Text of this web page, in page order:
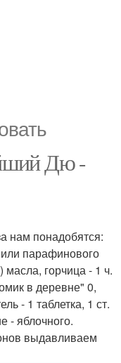
Дю -
нам понадобятся:
парафинового
горчица - 1 ч.
в деревне" 0,
- 1 таблетка, 1 ст.
- яблочного.
выдавливаем